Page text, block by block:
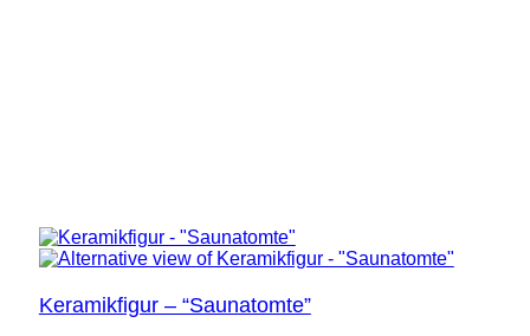
Keramikfigur – “Saunatomte”